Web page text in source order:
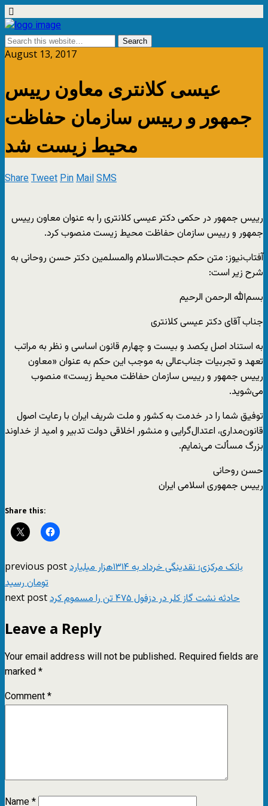
August 13, 2017
عیسی کلانتری معاون رییس
جمهور و رییس سازمان حفاظت
محیط زیست شد
ShareTweetPinMailSMS
رییس‌ جمهور در حکمی دکتر عیسی کلانتری را به عنوان معاون رییس
جمهور و رییس سازمان حفاظت محیط زیست منصوب کرد.
آفتاب‌‌نیوز: متن حکم حجت‌الاسلام والمسلمین دکتر حسن روحانی به
شرح زیر است:
بسم‌الله الرحمن الرحیم
جناب آقای دکتر عیسی کلانتری
به استناد اصل یکصد و بیست و چهارم قانون اساسی و نظر به مراتب
تعهد و تجربیات جناب‌عالی به موجب این حکم به عنوان «معاون
رییس جمهور و رییس سازمان حفاظت محیط زیست» منصوب
می‌شوید.
توفیق شما را در خدمت به کشور و ملت شریف ایران با رعایت اصول
قانون‌مداری، اعتدال‌گرایی و منشور اخلاقی دولت تدبیر و امید از خداوند
بزرگ مسألت می‌نمایم.
حسن روحانی
رییس جمهوری اسلامی ایران
Share this:
previous postبانک مرکزی؛ نقدینگی خرداد به ١٣١۴هزار میلیارد
تومان رسید
next post حادثه نشت گاز کلر در دزفول ۴۷۵ تن را مسموم کرد
Leave a Reply
Your email address will not be published. Required fields are
marked*
Comment*
Name*